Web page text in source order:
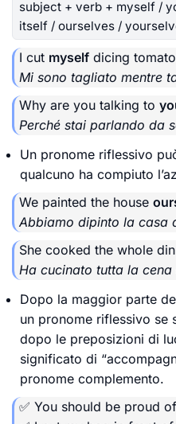
subject + verb + myself /
itself / ourselves /
I cut myself dicing
Mi sono tagliato mentre
Why are you talking to
Perché stai parlando da
Un pronome riflessivo
qualcuno ha compiuto
We painted the house
Abbiamo dipinto la casa
She cooked the whole
Ha cucinato tutta la cena
Dopo la maggior parte
un pronome riflessivo se
dopo le preposizioni di
significato di
pronome complemento.
✅ You should be proud of